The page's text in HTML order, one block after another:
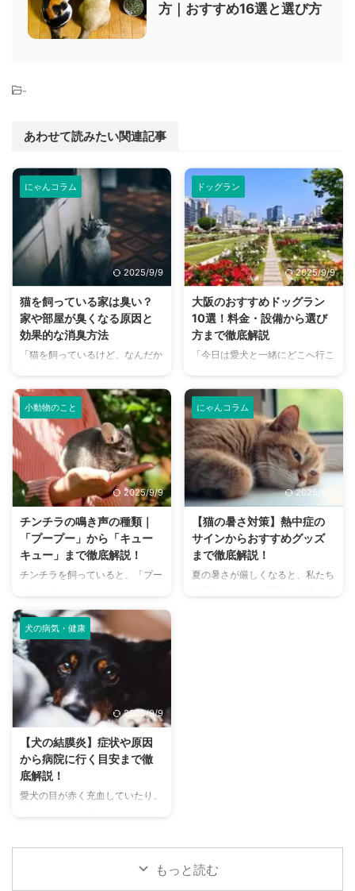
方｜おすすめ16選と選び方
-
あわせて読みたい関連記事
にゃんコラム
2025/9/9
猫を飼っている家は臭い？
家や部屋が臭くなる原因と
効果的な消臭方法
「猫を飼っているけど、なんだか
悩みはありませんか？猫との暮ら
しは幸せで満ちていますが、独特
のにおいが気になるという飼い主
さんは少なくありません。 特
に、来客時などは「うちのにお
い、大丈夫かな？」と不安に感じ
てしまうこともあるでしょう。
この記事では、猫のにおいの原因
を根本から突き止め、トイレ、
体、部屋など、場所別に具体的な
消臭対策を徹底的に解説します。
さらに、猫と飼い主さん両方にと
って快適な消臭グッズの選び方ま
の情報を網羅的にご紹介します。
今 ...
ドッグラン
2025/9/9
大阪のおすすめドッグラン
10選！料金・設備から選び
方まで徹底解説
「今日は愛犬と一緒にどこへ行こ
か？大阪には、広大な敷地でのび
のびと遊べるドッグランから、都
心でアクセスしやすい便利な施設
まで、魅力的なドッグランがたく
さんあります。 しかし、「初め
てドッグランに行くから不安」
「どの施設が愛犬に合っているか
わからない」という方も多いので
はないでしょうか。 この記事で
は、大阪府内にある人気のドッグ
ランを厳選し、料金、広さ、利用
条件、設備など、気になる情報を
網羅的に解説します。 さらに、
小動物のこと
2025/9/9
チンチラの鳴き声の種類｜
「プープー」から「キュー
キュー」まで徹底解説！
チンチラを飼っていると、「プー
まざまな鳴き声が聞こえてくるこ
とがありますよね。 チンチラは
犬や猫のように鳴き声で感情を表
現するため、その鳴き声の意味を
理解することは、愛チンチラとの
関係を深める上で非常に大切で
す。 この記事では、チンチラの
代表的な鳴き声の種類とその意味
を詳しく解説します。 さらに、
鳴き声からわかるストレスや病気
のサイン、チンチラが鳴く理由を
理解して良好な関係を築くための
ヒントもご紹介します。 この記
ニ ...
にゃんコラム
2025/9/9
【猫の暑さ対策】熱中症の
サインからおすすめグッズ
まで徹底解説！
夏の暑さが厳しくなると、私たち
る ...
犬の病気・健康
2025/9/9
【犬の結膜炎】症状や原因
から病院に行く目安まで徹
底解説！
愛犬の目が赤く充血していたり、
る目の病気ですが、原因や症状はもっと読む